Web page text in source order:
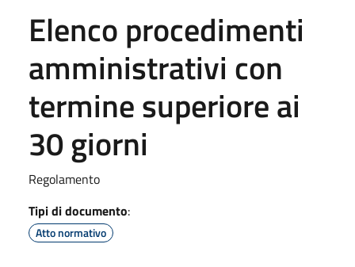
Elenco procedimenti
amministrativi con
termine superiore ai
30 giorni
Regolamento
Tipi di documento:
Atto normativo